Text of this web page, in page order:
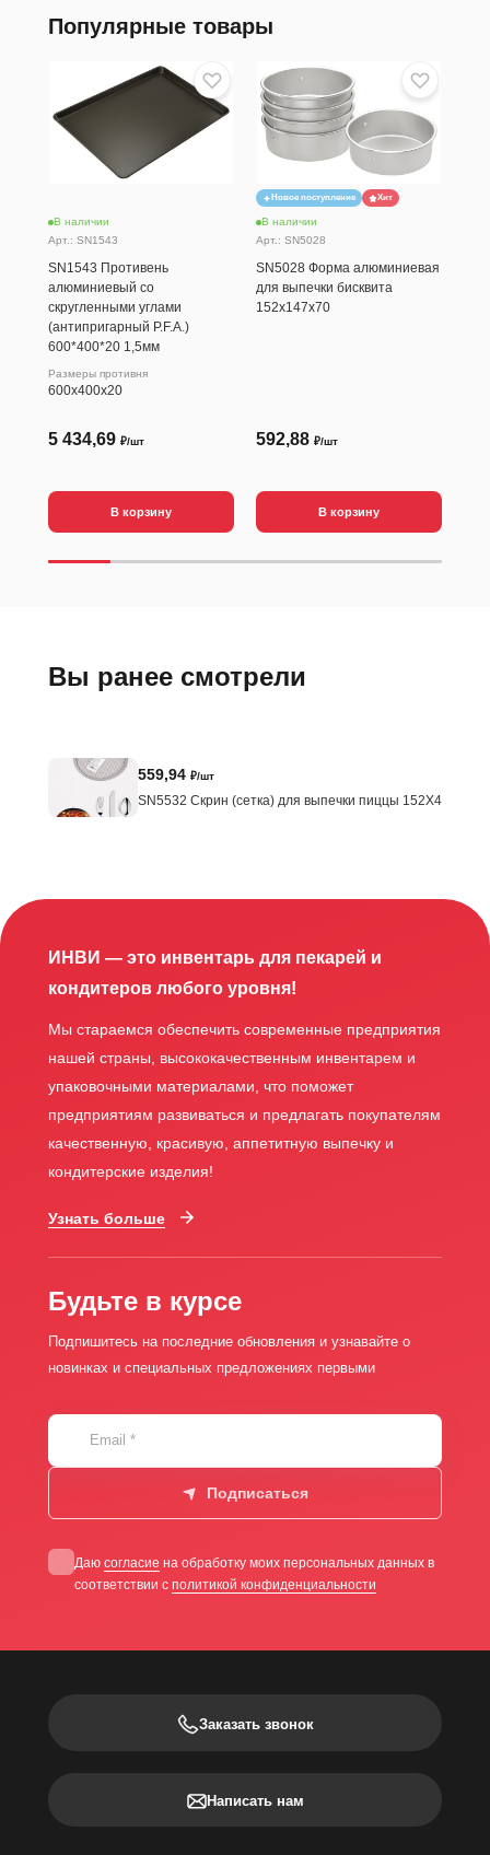
Популярные товары
В наличии
Арт.: SN1543
SN1543 Противень
алюминиевый со
скругленными углами
(антипригарный P.F.A.)
600*400*20 1,5мм
Размеры противня
600х400х20
5 434,69 ₽/шт
В корзину
Новое поступление Хит
В наличии
Арт.: SN5028
SN5028 Форма алюминиевая
для выпечки бисквита
152х147х70
592,88 ₽/шт
В корзину
Вы ранее смотрели
559,94 ₽/шт
SN5532 Скрин (сетка) для выпечки пиццы 152X4
ИНВИ — это инвентарь для пекарей и
кондитеров любого уровня!
Мы стараемся обеспечить современные предприятия
нашей страны, высококачественным инвентарем и
упаковочными материалами, что поможет
предприятиям развиваться и предлагать покупателям
качественную, красивую, аппетитную выпечку и
кондитерские изделия!
Узнать больше
Будьте в курсе
Подпишитесь на последние обновления и узнавайте о
новинках и специальных предложениях первыми
Email *
Подписаться
Даю согласие на обработку моих персональных данных в
соответствии с политикой конфиденциальности
Заказать звонок
Написать нам